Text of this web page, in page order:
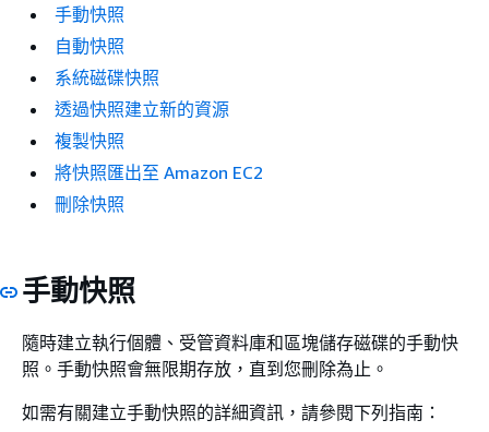
手動快照
自動快照
系統磁碟快照
透過快照建立新的資源
複製快照
將快照匯出至 Amazon EC2
刪除快照
手動快照
隨時建立執行個體、受管資料庫和區塊儲存磁碟的手動快
照。手動快照會無限期存放，直到您刪除為止。
如需有關建立手動快照的詳細資訊，請參閱下列指南：